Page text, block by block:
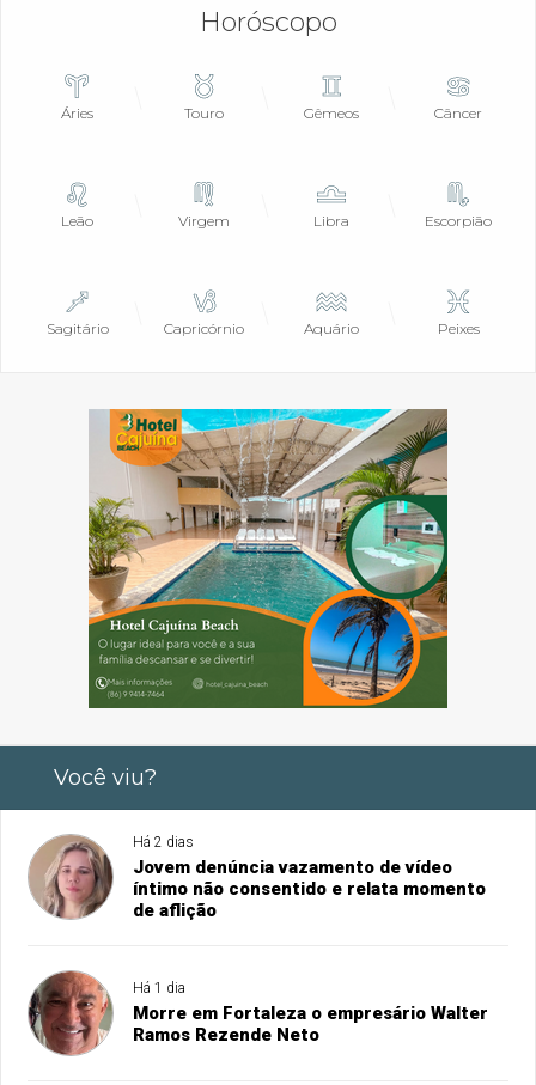
Horóscopo
Áries Touro Gêmeos Câncer
Leão Virgem Libra Escorpião
Sagitário Capricórnio Aquário Peixes
Você viu?
Há 2 dias
Jovem denúncia vazamento de vídeo
íntimo não consentido e relata momento
de aflição
Há 1 dia
Morre em Fortaleza o empresário Walter
Ramos Rezende Neto